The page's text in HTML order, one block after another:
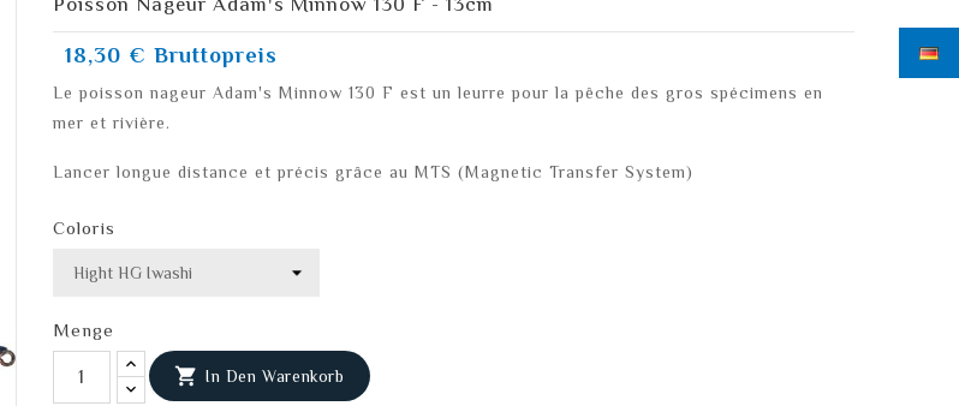
18,30 € Bruttopreis
Le poisson nageur Adam's Minnow 130 F est un leurre pour la pêche des gros spécimens en
mer et rivière.
Lancer longue distance et précis grâce au MTS (Magnetic Transfer System)
Coloris
Menge
 In Den Warenkorb